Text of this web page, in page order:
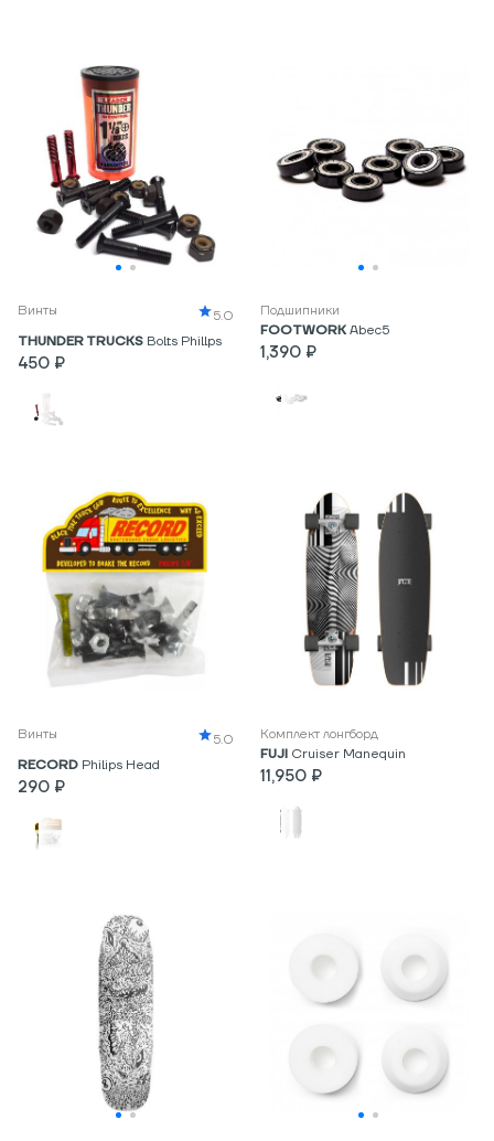
Винты
5.0
THUNDER TRUCKS Bolts Phillps
450 ₽
Подшипники
FOOTWORK Abec5
1,390 ₽
Винты
5.0
RECORD Philips Head
290 ₽
Комплект лонгборд
FUJI Cruiser Manequin
11,950 ₽